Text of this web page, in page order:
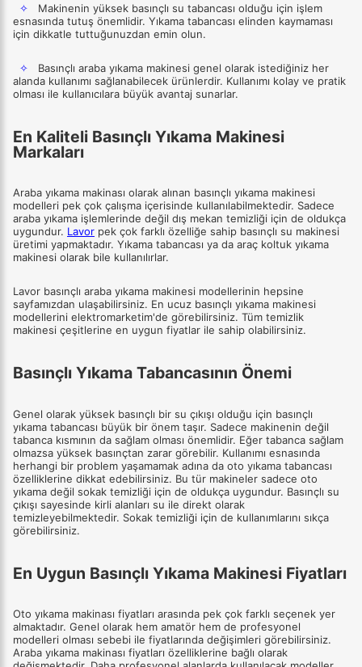
✧
Makinenin yüksek basınçlı su tabancası olduğu için işlem
esnasında tutuş önemlidir. Yıkama tabancası elinden kaymaması
için dikkatle tuttuğunuzdan emin olun.
✧
Basınçlı araba yıkama makinesi genel olarak istediğiniz her
alanda kullanımı sağlanabilecek ürünlerdir. Kullanımı kolay ve pratik
olması ile kullanıcılara büyük avantaj sunarlar.
En Kaliteli Basınçlı Yıkama Makinesi
Markaları
Araba yıkama makinası olarak alınan basınçlı yıkama makinesi
modelleri pek çok çalışma içerisinde kullanılabilmektedir. Sadece
araba yıkama işlemlerinde değil dış mekan temizliği için de oldukça
uygundur. Lavor pek çok farklı özelliğe sahip basınçlı su makinesi
üretimi yapmaktadır. Yıkama tabancası ya da araç koltuk yıkama
makinesi olarak bile kullanılırlar.
Lavor basınçlı araba yıkama makinesi modellerinin hepsine
sayfamızdan ulaşabilirsiniz. En ucuz basınçlı yıkama makinesi
modellerini elektromarketim'de görebilirsiniz. Tüm temizlik
makinesi çeşitlerine en uygun fiyatlar ile sahip olabilirsiniz.
Basınçlı Yıkama Tabancasının Önemi
Genel olarak yüksek basınçlı bir su çıkışı olduğu için basınçlı
yıkama tabancası büyük bir önem taşır. Sadece makinenin değil
tabanca kısmının da sağlam olması önemlidir. Eğer tabanca sağlam
olmazsa yüksek basınçtan zarar görebilir. Kullanımı esnasında
herhangi bir problem yaşamamak adına da oto yıkama tabancası
özelliklerine dikkat edebilirsiniz. Bu tür makineler sadece oto
yıkama değil sokak temizliği için de oldukça uygundur. Basınçlı su
çıkışı sayesinde kirli alanları su ile direkt olarak
temizleyebilmektedir. Sokak temizliği için de kullanımlarını sıkça
görebilirsiniz.
En Uygun Basınçlı Yıkama Makinesi Fiyatları
Oto yıkama makinası fiyatları arasında pek çok farklı seçenek yer
almaktadır. Genel olarak hem amatör hem de profesyonel
modelleri olması sebebi ile fiyatlarında değişimleri görebilirsiniz.
Araba yıkama makinası fiyatları özelliklerine bağlı olarak